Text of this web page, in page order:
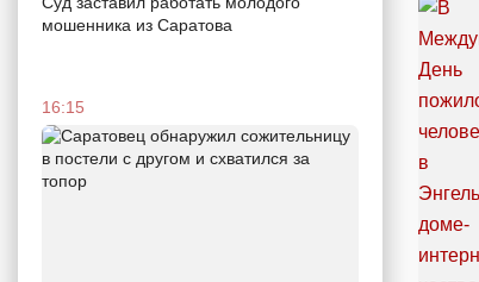
мошенника из Саратова
16:15